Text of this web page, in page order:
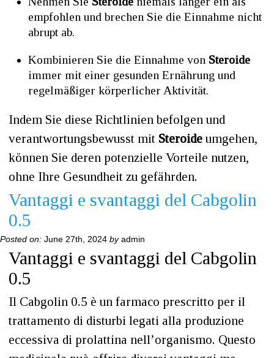
empfohlen und brechen Sie die Einnahme nicht
abrupt ab.
Kombinieren Sie die Einnahme von Steroide
immer mit einer gesunden Ernährung und
regelmäßiger körperlicher Aktivität.
Indem Sie diese Richtlinien befolgen und
verantwortungsbewusst mit Steroideumgehen,
können Sie deren potenzielle Vorteile nutzen,
ohne Ihre Gesundheit zu gefährden.
Vantaggi e svantaggi del Cabgolin
0.5
Posted on: June 27th, 2024 byadmin
Vantaggi e svantaggi del Cabgolin
0.5
Il Cabgolin 0.5 è un farmaco prescritto per il
trattamento di disturbi legati alla produzione
eccessiva di prolattina nell’organismo. Questo